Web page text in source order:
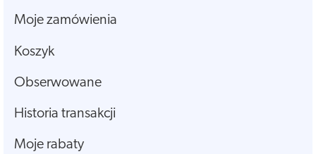
Moje zamówienia
Koszyk
Obserwowane
Historia transakcji
Moje rabaty